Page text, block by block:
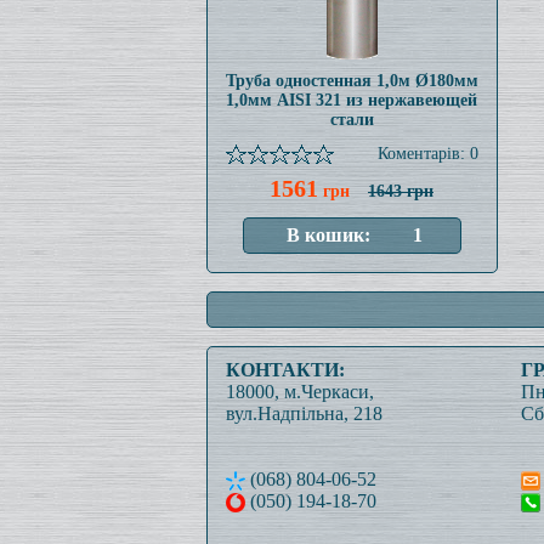
Труба одностенная 1,0м Ø180мм
1,0мм AISI 321 из нержавеющей
стали
Коментарів: 0
1561 грн 1643 грн
КОНТАКТИ:
18000, м.Черкаси,
вул.Надпільна, 218
(068) 804-06-52
(050) 194-18-70